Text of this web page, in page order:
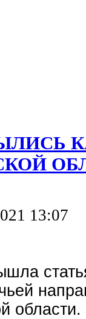
13:07
области.